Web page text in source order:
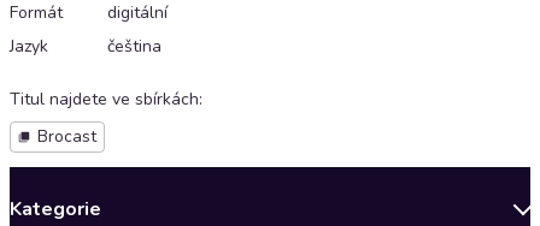
Formát
digitální
Jazyk
čeština
Titul najdete ve sbírkách:
Brocast
Kategorie